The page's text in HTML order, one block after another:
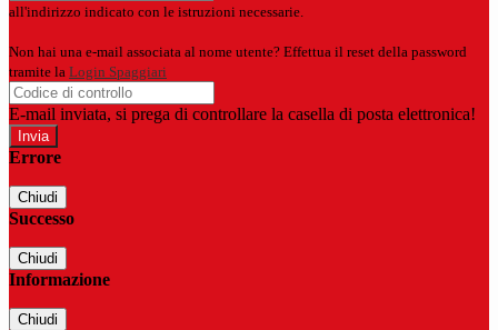
all'indirizzo indicato con le istruzioni necessarie.
Non hai una e-mail associata al nome utente? Effettua il reset della password
tramite la Login Spaggiari
E-mail inviata, si prega di controllare la casella di posta elettronica!
Errore
Chiudi
Successo
Chiudi
Informazione
Chiudi